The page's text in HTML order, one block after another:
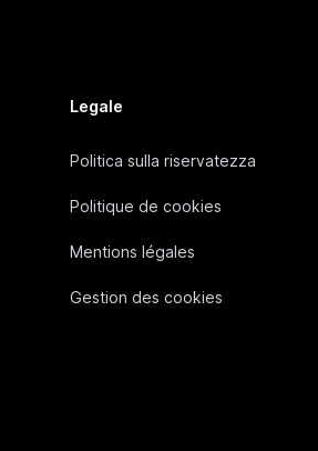
Legale
Politica sulla riservatezza
Politique de cookies
Mentions légales
Gestion des cookies